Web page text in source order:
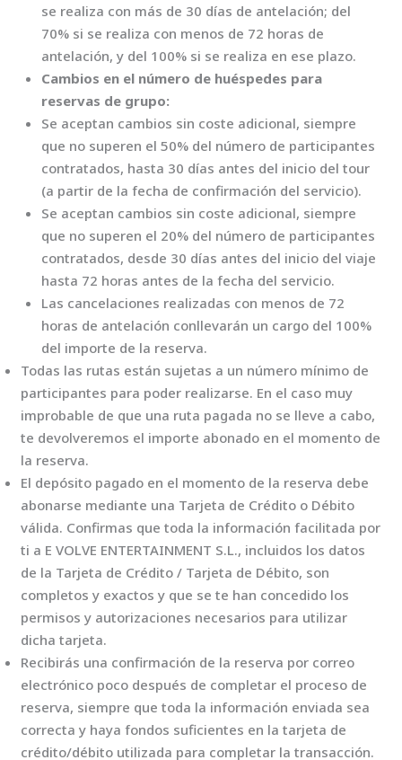
se realiza con más de 30 días de antelación; del
70% si se realiza con menos de 72 horas de
antelación, y del 100% si se realiza en ese plazo.
Cambios en el número de huéspedes para
reservas de grupo:
Se aceptan cambios sin coste adicional, siempre
que no superen el 50% del número de participantes
contratados, hasta 30 días antes del inicio del tour
(a partir de la fecha de confirmación del servicio).
Se aceptan cambios sin coste adicional, siempre
que no superen el 20% del número de participantes
contratados, desde 30 días antes del inicio del viaje
hasta 72 horas antes de la fecha del servicio.
Las cancelaciones realizadas con menos de 72
horas de antelación conllevarán un cargo del 100%
del importe de la reserva.
Todas las rutas están sujetas a un número mínimo de
participantes para poder realizarse. En el caso muy
improbable de que una ruta pagada no se lleve a cabo,
te devolveremos el importe abonado en el momento de
la reserva.
El depósito pagado en el momento de la reserva debe
abonarse mediante una Tarjeta de Crédito o Débito
válida. Confirmas que toda la información facilitada por
ti a E VOLVE ENTERTAINMENT S.L., incluidos los datos
de la Tarjeta de Crédito / Tarjeta de Débito, son
completos y exactos y que se te han concedido los
permisos y autorizaciones necesarios para utilizar
dicha tarjeta.
Recibirás una confirmación de la reserva por correo
electrónico poco después de completar el proceso de
reserva, siempre que toda la información enviada sea
correcta y haya fondos suficientes en la tarjeta de
crédito/débito utilizada para completar la transacción.